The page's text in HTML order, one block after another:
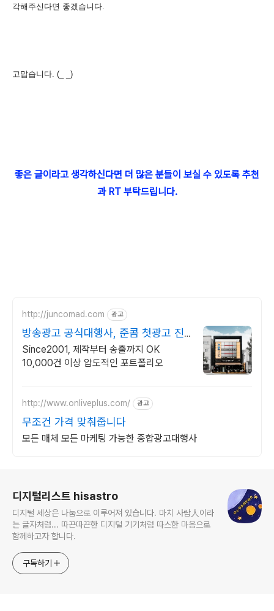
각해주신다면 좋겠습니다.
고맙습니다. (_ _)
좋은 글이라고 생각하신다면 더 많은 분들이 보실 수 있도록 추천
과 RT 부탁드립니다.
http://juncomad.com 광고
방송광고 공식대행사, 준콤 첫광고 진
행시 20% 할인!
Since2001, 제작부터 송출까지 OK
10,000건 이상 압도적인 포트폴리오
http://www.onliveplus.com/ 광고
무조건 가격 맞춰줍니다
모든 매체 모든 마케팅 가능한 종합광고대행사
디지털리스트 hisastro
디지털 세상은 나눔으로 이루어져 있습니다. 마치 사람人이라
는 글자처럼... 따끈따끈한 디지털 기기처럼 따스한 마음으로
함께하고자 합니다.
구독하기